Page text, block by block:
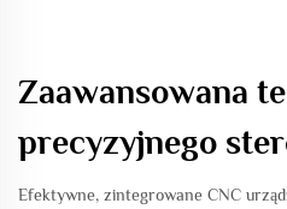
Zaawansowana
precyzyjnego
Efektywne, zintegrowane CNC